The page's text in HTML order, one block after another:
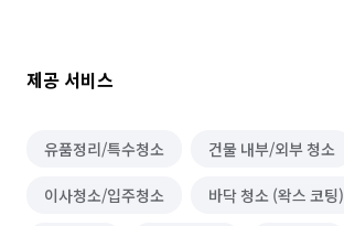
제공 서비스
유품정리/특수청소 건물 내부/외부 청소
이사청소/입주청소 바닥 청소 (왁스 코팅)